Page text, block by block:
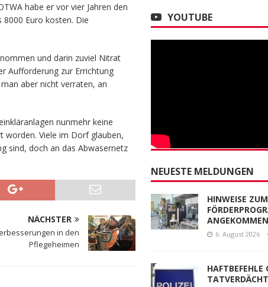
habe er vor vier Jahren den
8000 Euro kosten. Die
und darin zuviel Nitrat
Aufforderung zur Errichtung
aber nicht verraten, an
nunmehr keine
worden. Viele im Dorf glauben,
sind, doch an das Abwasernetz
NÄCHSTER
in den
Pflegeheimen
YOUTUBE
NEUESTE MELDUNGEN
HINWEISE ZUM
6. August 2026
HAFTBEFEHLE